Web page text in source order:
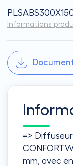
Informations
=>
mm, avec